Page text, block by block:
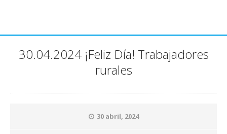
30.04.2024 ¡Feliz Día! Trabajadores
rurales
30 abril, 2024